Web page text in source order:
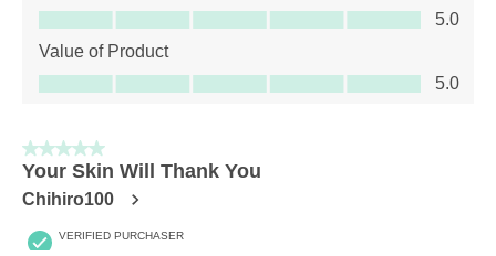
Quality of Product, 5.0 out of 5
5.0
Value of Product
Value of Product, 5.0 out of 5
5.0
5 out of 5 stars.
Your Skin Will Thank You
Chihiro100
VERIFIED PURCHASER